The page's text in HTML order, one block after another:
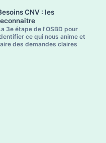
CNV : les
3e étape de l'OSBD pour
ce qui nous anime et
des demandes claires